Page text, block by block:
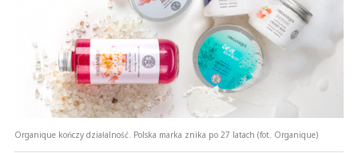
Nie znaleziono komentarzy
Zostaw swoje komentarze
Imię (Wymagane)
Anuluj
Prześlij komentarz
Organique kończy działalność. Polska marka znika po 27 latach (fot. Organique)